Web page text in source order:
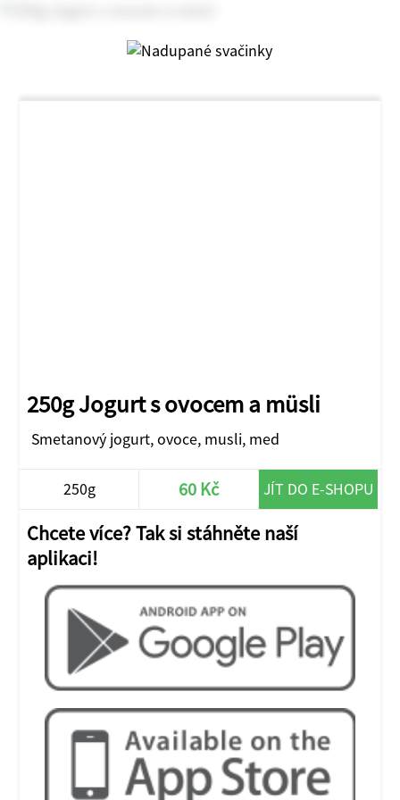
250g Jogurt s ovocem a müsli
Smetanový jogurt, ovoce, musli, med
250g 60 Kč JÍT DO E-SHOPU
Chcete více? Tak si stáhněte naší
aplikaci!